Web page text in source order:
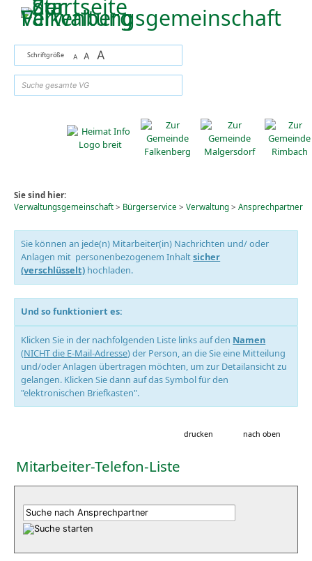
Zum Inhalt,zur Navigationoder
Schriftgröße A A A
Sie sind hier:
Verwaltungsgemeinschaft> Bürgerservice > Verwaltung> Ansprechpartner
Sie können an jede(n) Mitarbeiter(in) Nachrichten und/ oder
Anlagen mit personenbezogenem Inhaltsicher
(verschlüsselt) hochladen.
Und so funktioniert es:
Klicken Sie in der nachfolgenden Liste links auf den Namen
(NICHT die E-Mail-Adresse) der Person, an die Sie eine Mitteilung
und/oder Anlagen übertragen möchten, um zur Detailansicht zu
gelangen. Klicken Sie dann auf das Symbol für den
"elektronischen Briefkasten".
drucken nach oben
Mitarbeiter-Telefon-Liste